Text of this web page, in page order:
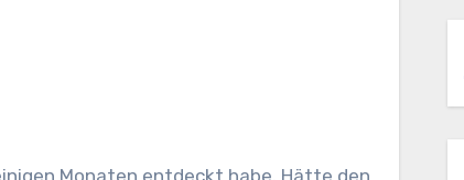
Monaten entdeckt habe. Hätte den